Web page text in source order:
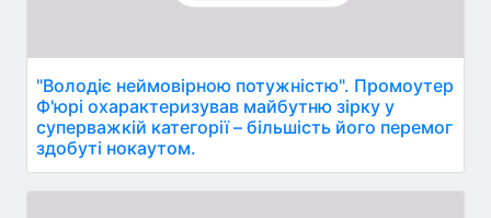
"Володіє неймовірною потужністю". Промоутер
Ф'юрі охарактеризував майбутню зірку у
суперважкій категорії – більшість його перемог
здобуті нокаутом.